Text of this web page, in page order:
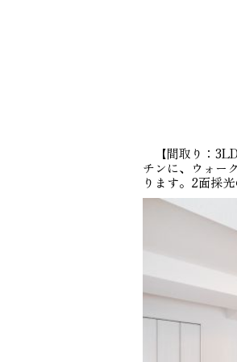
【間取り：
チンに、ウォー
ります。2面採